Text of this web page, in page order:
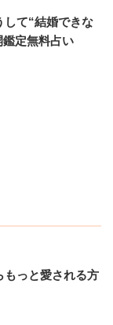
して“結婚できな
定無料占い
もっと愛される方